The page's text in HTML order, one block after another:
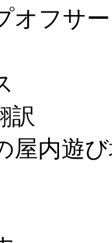
オフサ
訳
屋内遊